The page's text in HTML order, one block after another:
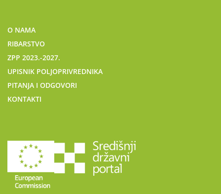
O NAMA
RIBARSTVO
ZPP 2023.-2027.
UPISNIK POLJOPRIVREDNIKA
PITANJA I ODGOVORI
KONTAKTI